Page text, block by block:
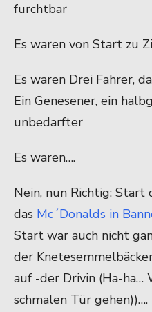
furchtbar
Es waren von Start zu
Es waren Drei Fahrer,
Ein Genesener, ein
unbedarfter
Es waren….
Nein, nun Richtig:
das Mc´Donalds in
Start war auch nicht
der
auf -der Drivin (Ha-ha…
schmalen Tür